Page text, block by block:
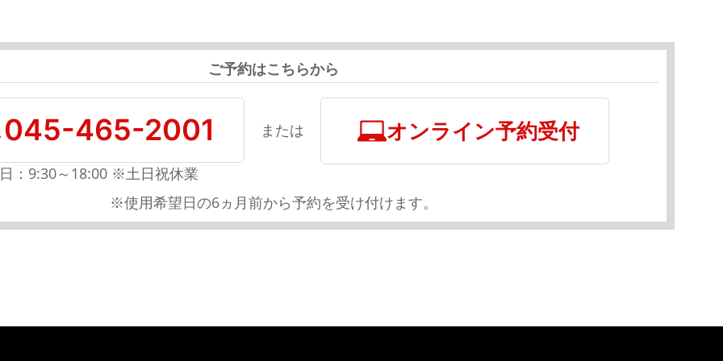
ご予約はこちらから
045-465-2001
：9:30～18:00 ※土日祝休業
または オンライン予約受付
※使用希望日の6ヵ月前から予約を受け付けます。